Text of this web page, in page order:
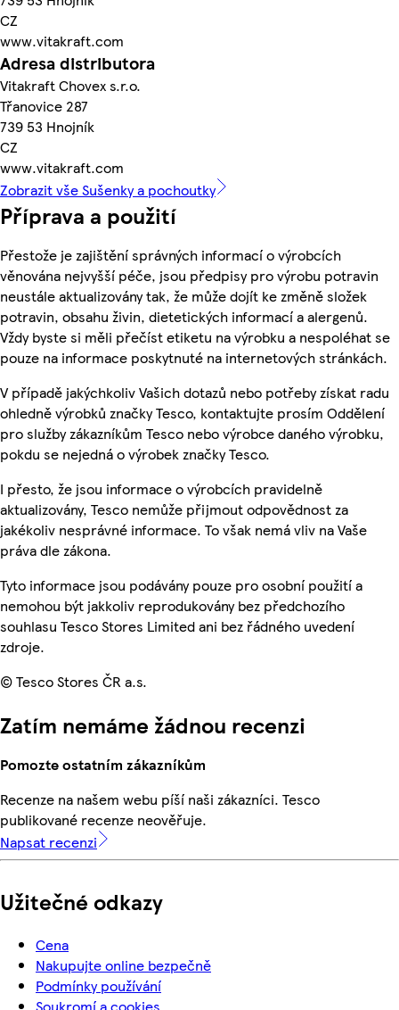
CZ
www.vitakraft.com
Adresa distributora
Vitakraft Chovex s.r.o.
Třanovice 287
739 53 Hnojník
CZ
www.vitakraft.com
Zobrazit vše Sušenky a pochoutky
Příprava a použití
Přestože je zajištění správných informací o výrobcích
věnována nejvyšší péče, jsou předpisy pro výrobu potravin
neustále aktualizovány tak, že může dojít ke změně složek
potravin, obsahu živin, dietetických informací a alergenů.
Vždy byste si měli přečíst etiketu na výrobku a nespoléhat se
pouze na informace poskytnuté na internetových stránkách.
V případě jakýchkoliv Vašich dotazů nebo potřeby získat radu
ohledně výrobků značky Tesco, kontaktujte prosím Oddělení
pro služby zákazníkům Tesco nebo výrobce daného výrobku,
pokdu se nejedná o výrobek značky Tesco.
I přesto, že jsou informace o výrobcích pravidelně
aktualizovány, Tesco nemůže přijmout odpovědnost za
jakékoliv nesprávné informace. To však nemá vliv na Vaše
práva dle zákona.
Tyto informace jsou podávány pouze pro osobní použití a
nemohou být jakkoliv reprodukovány bez předchozího
souhlasu Tesco Stores Limited ani bez řádného uvedení
zdroje.
© Tesco Stores ČR a.s.
Zatím nemáme žádnou recenzi
Pomozte ostatním zákazníkům
Recenze na našem webu píší naši zákazníci. Tesco
publikované recenze neověřuje.
Napsat recenzi
Užitečné odkazy
Cena
Nakupujte online bezpečně
Podmínky používání
Soukromí a cookies